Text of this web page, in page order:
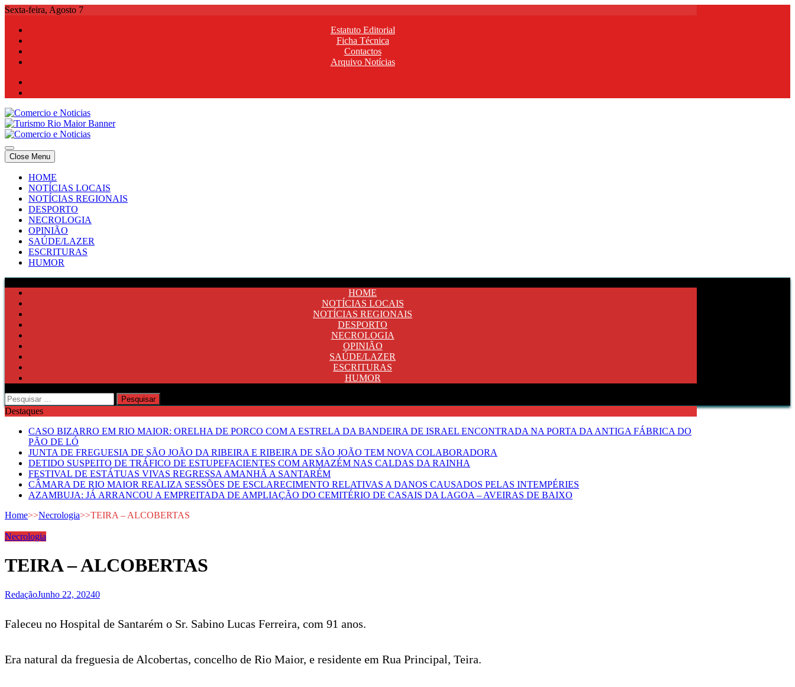
Skip
content
Sexta-feira, Agosto 7
Estatuto Editorial
Ficha Técnica
Contactos
Arquivo Notícias
Comercio e Noticias
Notícias e Publicidade Online
Comercio e Noticias
Notícias e Publicidade Online
Close Menu
HOME
NOTÍCIAS LOCAIS
NOTÍCIAS REGIONAIS
DESPORTO
NECROLOGIA
OPINIÃO
SAÚDE/LAZER
ESCRITURAS
HUMOR
HOME
NOTÍCIAS LOCAIS
NOTÍCIAS REGIONAIS
DESPORTO
NECROLOGIA
OPINIÃO
SAÚDE/LAZER
ESCRITURAS
HUMOR
Pesquisar
por:
Destaques
CASO BIZARRO EM RIO MAIOR: ORELHA DE PORCO COM A ESTRELA DA BANDEIRA DE ISRAEL ENCONTRADA NA PORTA DA ANTIGA FÁBRICA DO
PÃO DE LÓ
JUNTA DE FREGUESIA DE SÃO JOÃO DA RIBEIRA E RIBEIRA DE SÃO JOÃO TEM NOVA COLABORADORA
DETIDO SUSPEITO DE TRÁFICO DE ESTUPEFACIENTES COM ARMAZÉM NAS CALDAS DA RAINHA
FESTIVAL DE ESTÁTUAS VIVAS REGRESSA AMANHÃ A SANTARÉM
CÂMARA DE RIO MAIOR REALIZA SESSÕES DE ESCLARECIMENTO RELATIVAS A DANOS CAUSADOS PELAS INTEMPÉRIES
AZAMBUJA: JÁ ARRANCOU A EMPREITADA DE AMPLIAÇÃO DO CEMITÉRIO DE CASAIS DA LAGOA – AVEIRAS DE BAIXO
Home>>Necrologia>>TEIRA – ALCOBERTAS
Necrologia
TEIRA – ALCOBERTAS
RedaçãoJunho 22, 20240
Faleceu no Hospital de Santarém o Sr. Sabino Lucas Ferreira, com 91 anos.
Era natural da freguesia de Alcobertas, concelho de Rio Maior, e residente em Rua Principal, Teira.